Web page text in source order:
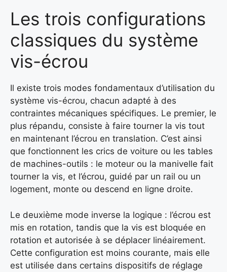
Les trois configurations
classiques du système
vis-écrou
Il existe trois modes fondamentaux d’utilisation du
système vis-écrou, chacun adapté à des
contraintes mécaniques spécifiques. Le premier, le
plus répandu, consiste à faire tourner la vis tout
en maintenant l’écrou en translation. C’est ainsi
que fonctionnent les crics de voiture ou les tables
de machines-outils : le moteur ou la manivelle fait
tourner la vis, et l’écrou, guidé par un rail ou un
logement, monte ou descend en ligne droite.
Le deuxième mode inverse la logique : l’écrou est
mis en rotation, tandis que la vis est bloquée en
rotation et autorisée à se déplacer linéairement.
Cette configuration est moins courante, mais elle
est utilisée dans certains dispositifs de réglage